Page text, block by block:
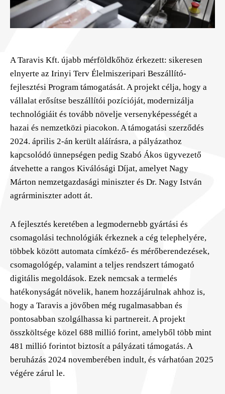
A Taravis Kft. újabb mérföldkőhöz érkezett: sikeresen
elnyerte az Irinyi Terv Élelmiszeripari Beszállító-
fejlesztési Program támogatását. A projekt célja, hogy a
vállalat erősítse beszállítói pozícióját, modernizálja
technológiáit és tovább növelje versenyképességét a
hazai és nemzetközi piacokon. A támogatási szerződés
2024. április 2-án került aláírásra, a pályázathoz
kapcsolódó ünnepségen pedig Szabó Ákos ügyvezető
átvehette a rangos Kiválósági Díjat, amelyet Nagy
Márton nemzetgazdasági miniszter és Dr. Nagy István
agrárminiszter adott át.
A fejlesztés keretében a legmodernebb gyártási és
csomagolási technológiák érkeznek a cég telephelyére,
többek között automata címkéző- és mérőberendezések,
csomagológép, valamint a teljes rendszert támogató
digitális megoldások. Ezek nemcsak a termelés
hatékonyságát növelik, hanem hozzájárulnak ahhoz is,
hogy a Taravis a jövőben még rugalmasabban és
pontosabban szolgálhassa ki partnereit. A projekt
összköltsége közel 688 millió forint, amelyből több mint
481 millió forintot biztosít a pályázati támogatás. A
beruházás 2024 novemberében indult, és várhatóan 2025
végére zárul le.